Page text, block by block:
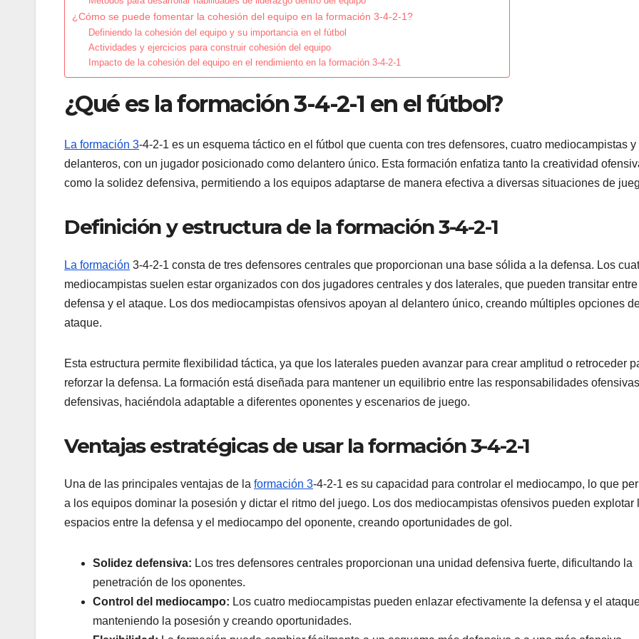
¿Cómo se puede fomentar la cohesión del equipo en la formación 3-4-2-1?
Definiendo la cohesión del equipo y su importancia en el fútbol
Actividades y ejercicios para construir cohesión del equipo
Impacto de la cohesión del equipo en el rendimiento en la formación 3-4-2-1
¿Qué es la formación 3-4-2-1 en el fútbol?
La formación 3-4-2-1 es un esquema táctico en el fútbol que cuenta con tres defensores, cuatro mediocampistas y
delanteros, con un jugador posicionado como delantero único. Esta formación enfatiza tanto la creatividad
como la solidez defensiva, permitiendo a los equipos adaptarse de manera efectiva a diversas situaciones de
Definición y estructura de la formación 3-4-2-1
La formación 3-4-2-1 consta de tres defensores centrales que proporcionan una base sólida a la defensa. Los
mediocampistas suelen estar organizados con dos jugadores centrales y dos laterales, que pueden transitar
defensa y el ataque. Los dos mediocampistas ofensivos apoyan al delantero único, creando múltiples opciones
ataque.
Esta estructura permite flexibilidad táctica, ya que los laterales pueden avanzar para crear amplitud o retroceder
reforzar la defensa. La formación está diseñada para mantener un equilibrio entre las responsabilidades
defensivas, haciéndola adaptable a diferentes oponentes y escenarios de juego.
Ventajas estratégicas de usar la formación 3-4-2-1
Una de las principales ventajas de la formación 3-4-2-1 es su capacidad para controlar el mediocampo, lo que
a los equipos dominar la posesión y dictar el ritmo del juego. Los dos mediocampistas ofensivos pueden explotar
espacios entre la defensa y el mediocampo del oponente, creando oportunidades de gol.
Solidez defensiva: Los tres defensores centrales proporcionan una unidad defensiva fuerte, dificultando la
penetración de los oponentes.
Control del mediocampo: Los cuatro mediocampistas pueden enlazar efectivamente la defensa y el
manteniendo la posesión y creando oportunidades.